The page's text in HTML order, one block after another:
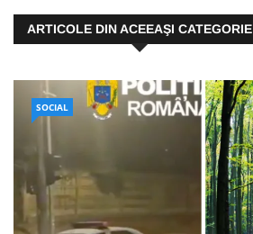
ARTICOLE DIN ACEEAŞI CATEGORIE
SOCIAL